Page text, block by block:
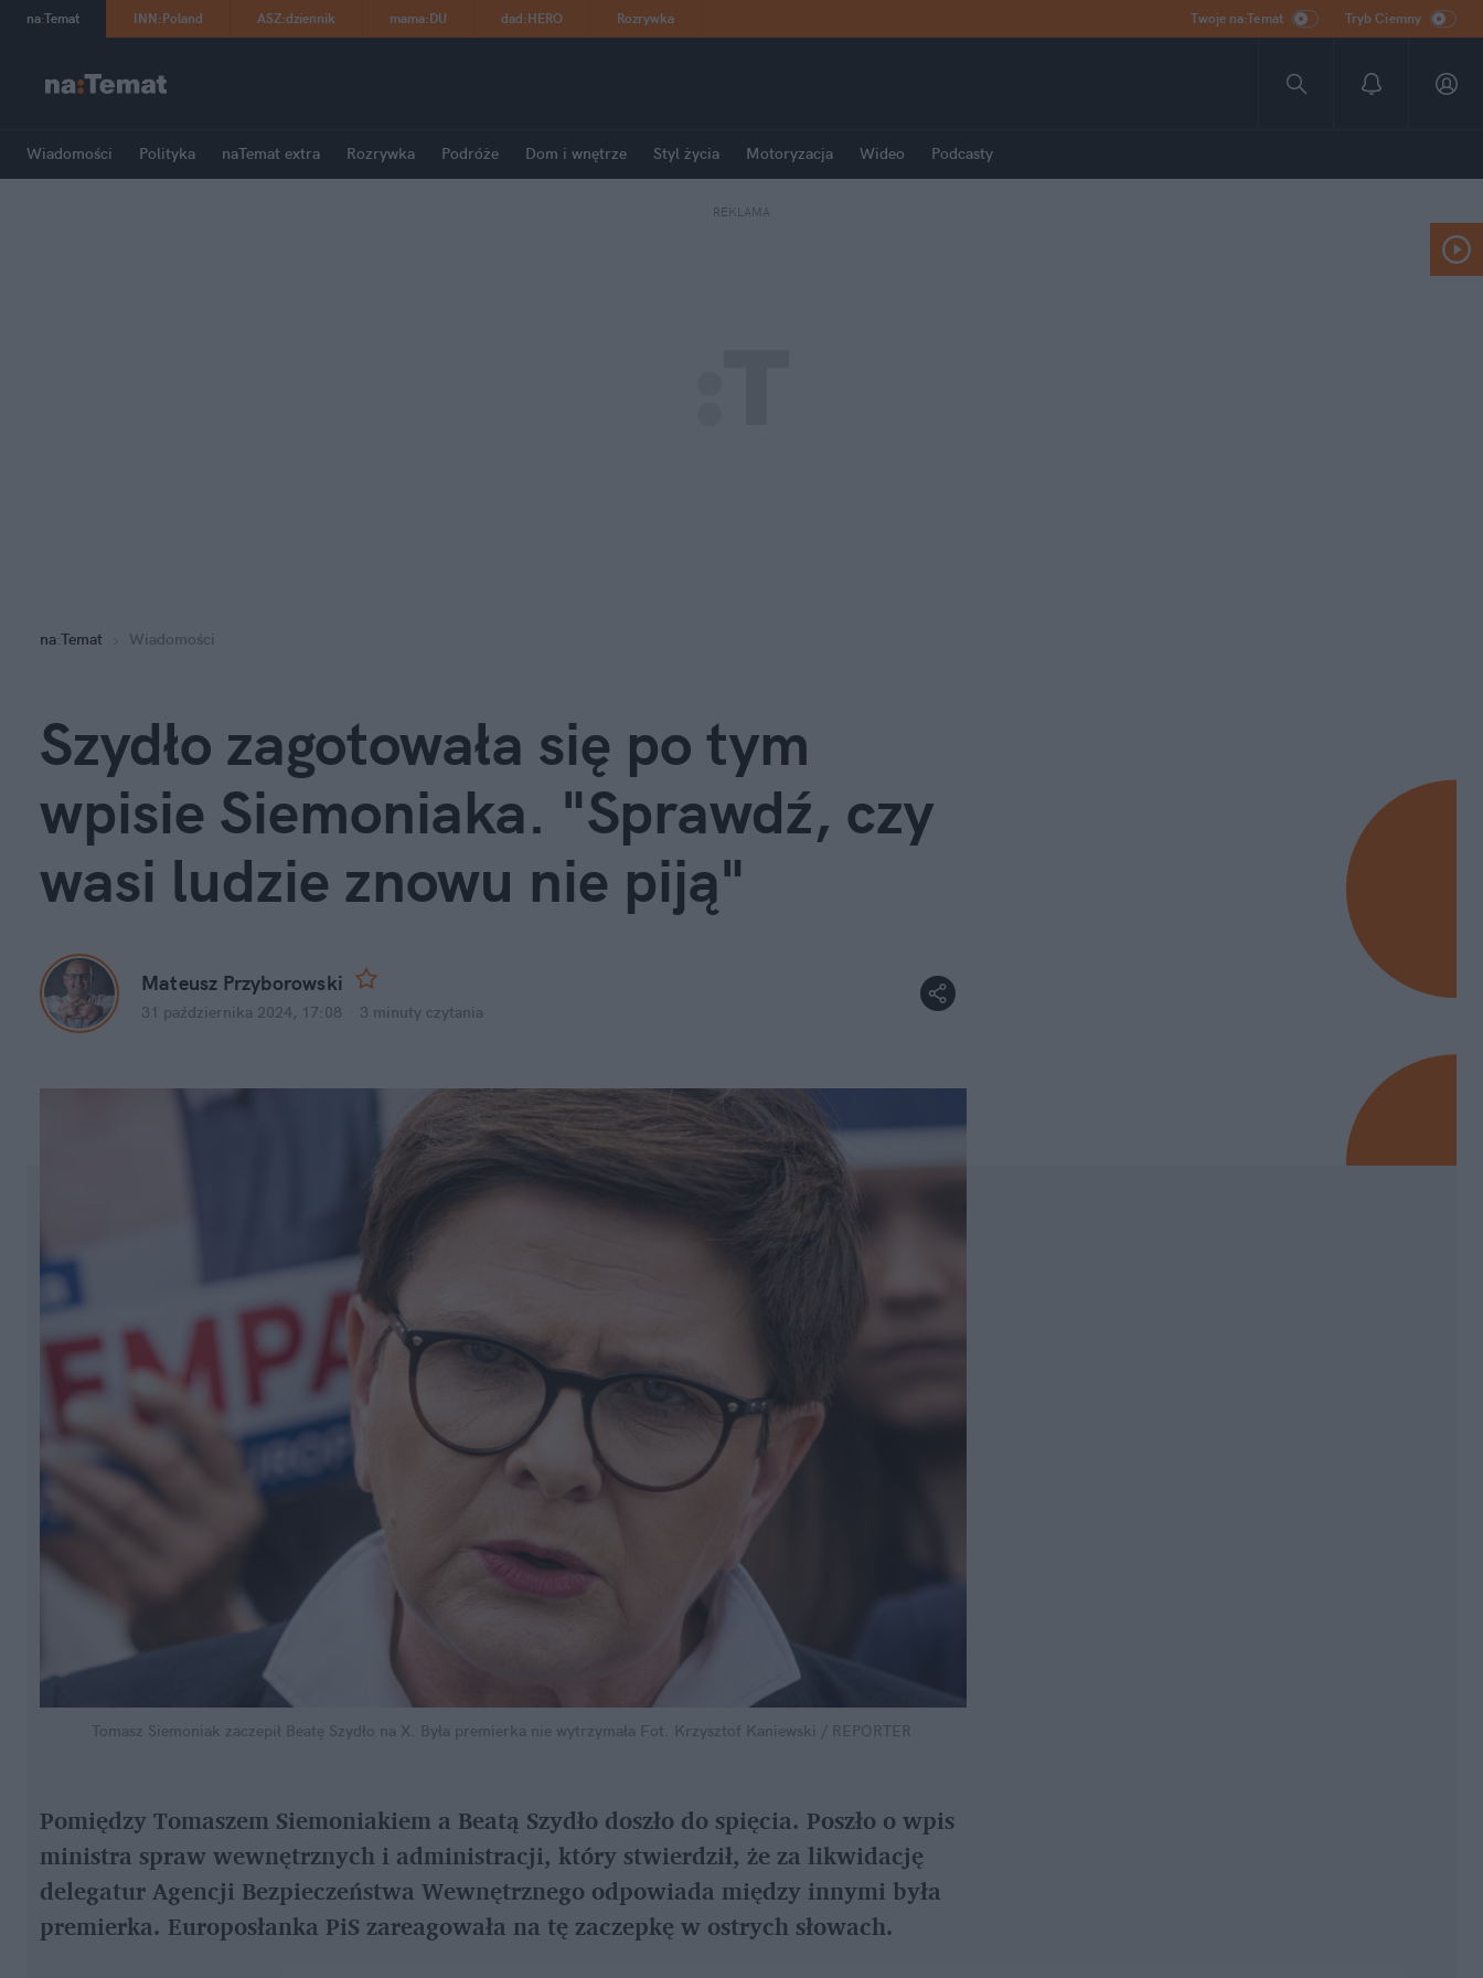
na:Temat INN:Poland ASZ:dziennik mama:DU dad:HERO Rozrywka Twoje na:Temat Tryb Ciemny
Wiadomości Polityka naTemat extra Rozrywka Podróże Dom i wnętrze Styl życia Motoryzacja Wideo Podcasty
REKLAMA
na:Temat Wiadomości
Szydło zagotowała się po tym
wpisie Siemoniaka. "Sprawdź, czy
wasi ludzie znowu nie piją"
Mateusz Przyborowski
31 października 2024, 17:08 3 minuty czytania
Tomasz Siemoniak zaczepił Beatę Szydło na X. Była premierka nie wytrzymała Fot. Krzysztof Kaniewski / REPORTER
Pomiędzy Tomaszem Siemoniakiem a Beatą Szydło doszło do spięcia. Poszło o wpis
ministra spraw wewnętrznych i administracji, który stwierdził, że za likwidację
delegatur Agencji Bezpieczeństwa Wewnętrznego odpowiada między innymi była
premierka. Europosłanka PiS zareagowała na tę zaczepkę w ostrych słowach.